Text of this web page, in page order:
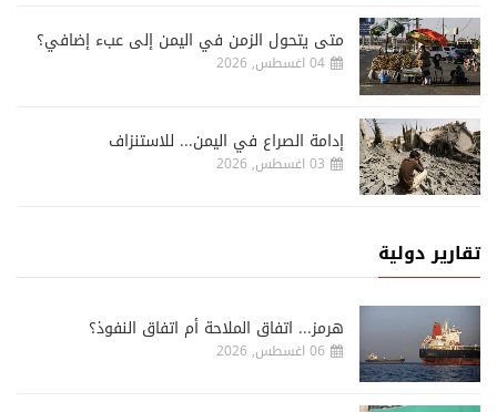
متى يتحول الزمن في اليمن إلى عبء إضافي؟
04 اغسطس, 2026
إدامة الصراع في اليمن... للاستنزاف
03 اغسطس, 2026
تقارير دولية
هرمز... اتفاق الملاحة أم اتفاق النفوذ؟
06 اغسطس, 2026